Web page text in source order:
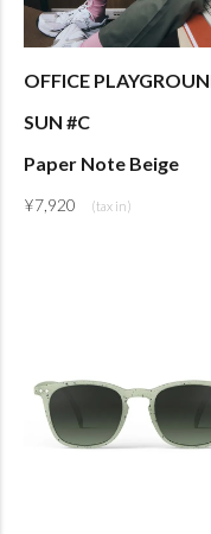
OFFICE
SUN #C
Paper Note Beige
¥7,920